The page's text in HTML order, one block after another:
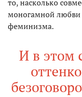
то, насколько
моногамной любви
феминизма.
И в этом